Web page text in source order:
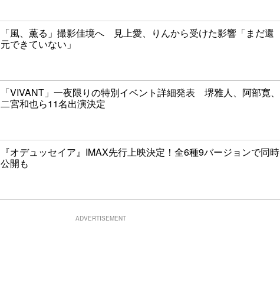
「風、薫る」撮影佳境へ 見上愛、りんから受けた影響「まだ還
元できていない」
「VIVANT」一夜限りの特別イベント詳細発表 堺雅人、阿部寛、
二宮和也ら11名出演決定
『オデュッセイア』IMAX先行上映決定！全6種9バージョンで同時
公開も
ADVERTISEMENT